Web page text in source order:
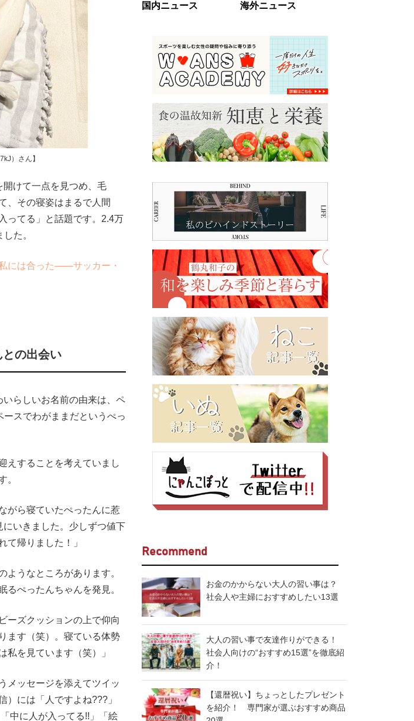
）さん】
けて一点を見つめ、毛
、その寝姿はまるで人間
ってる」と話題です。2.4万
た。
には合った――サッカー・
の出会い
らしいお名前の由来は、ペ
ースでわがままだというぺっ
えすることを考えていまし
。
がら寝ていたぺったんに惹
いきました。少しずつ値下
帰りました！」
うなところがあります。
ぺったんちゃんを発見。
ーズクッションの上で仰向
ます（笑）。寝ている体勢
私を見ています（笑）」
メッセージを添えてツイッ
）には「人ですよね???」
中に人が入ってる!!」「絵
国内ニュース 海外ニュース
Recommend
お金のかからない大人の習い事は？
社会人や主婦におすすめしたい13選
大人の習い事で友達作りができる！
社会人向けの“おすすめ15選”を徹底紹
介！
【還暦祝い】ちょっとしたプレゼント
を紹介！ 専門家が選ぶおすすめ商品